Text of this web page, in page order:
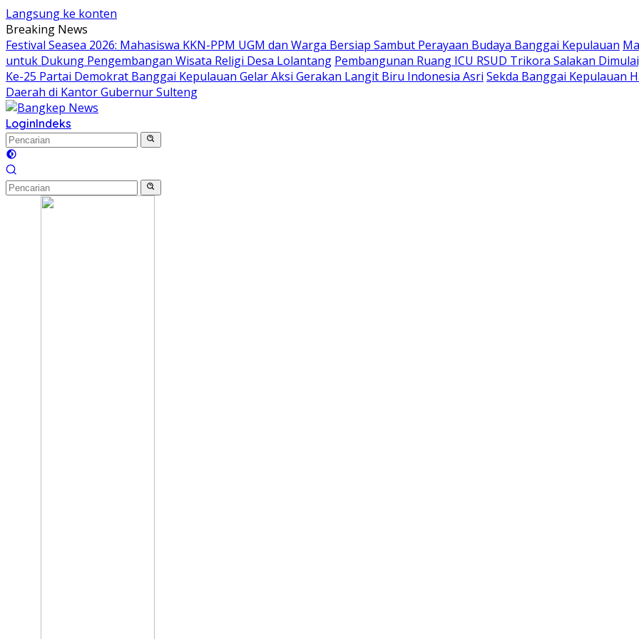
Langsung ke konten
Breaking News
Festival Seasea 2026: Mahasiswa KKN-PPM UGM dan Warga Bersiap Sambut Perayaan Budaya Banggai Kepulauan
untuk Dukung Pengembangan Wisata Religi Desa Lolantang Pembangunan Ruang ICU RSUD Trikora Salakan
Ke-25 Partai Demokrat Banggai Kepulauan Gelar Aksi Gerakan Langit Biru Indonesia Asri Sekda Banggai Kepulauan
Daerah di Kantor Gubernur Sulteng
LoginIndeks